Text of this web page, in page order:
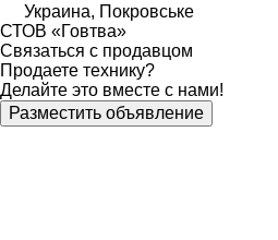
Украина, Покровське
СТОВ «Говтва»
Связаться с продавцом
Продаете технику?
Делайте это вместе с нами!
Разместить объявление